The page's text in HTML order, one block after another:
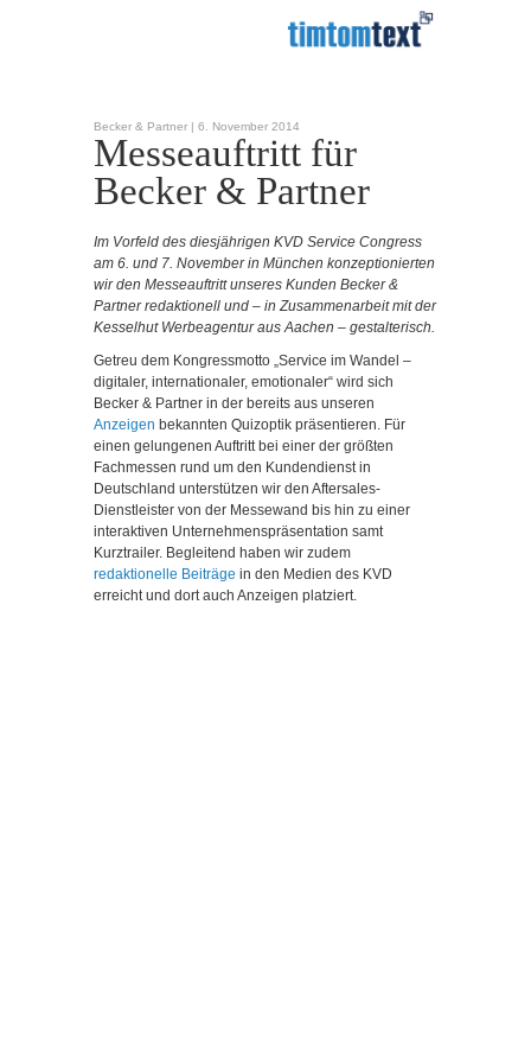
Becker & Partner | 6. November 2014
Messeauftritt für
Becker & Partner
Im Vorfeld des diesjährigen KVD Service Congress
am 6. und 7. November in München konzeptionierten
wir den Messeauftritt unseres Kunden Becker &
Partner redaktionell und – in Zusammenarbeit mit der
Kesselhut Werbeagentur aus Aachen – gestalterisch.
Getreu dem Kongressmotto „Service im Wandel –
digitaler, internationaler, emotionaler“ wird sich
Becker & Partner in der bereits aus unseren
Anzeigen bekannten Quizoptik präsentieren. Für
einen gelungenen Auftritt bei einer der größten
Fachmessen rund um den Kundendienst in
Deutschland unterstützen wir den Aftersales-
Dienstleister von der Messewand bis hin zu einer
interaktiven Unternehmenspräsentation samt
Kurztrailer. Begleitend haben wir zudem
redaktionelle Beiträge in den Medien des KVD
erreicht und dort auch Anzeigen platziert.